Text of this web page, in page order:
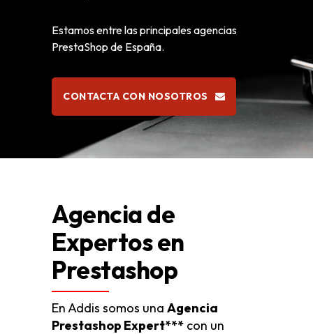
Estamos entre las principales agencias
PrestaShop de España.
CONTACTA CON NOSOTROS
Agencia de
Expertos en
Prestashop
En Addis somos una Agencia
Prestashop Expert*** con un